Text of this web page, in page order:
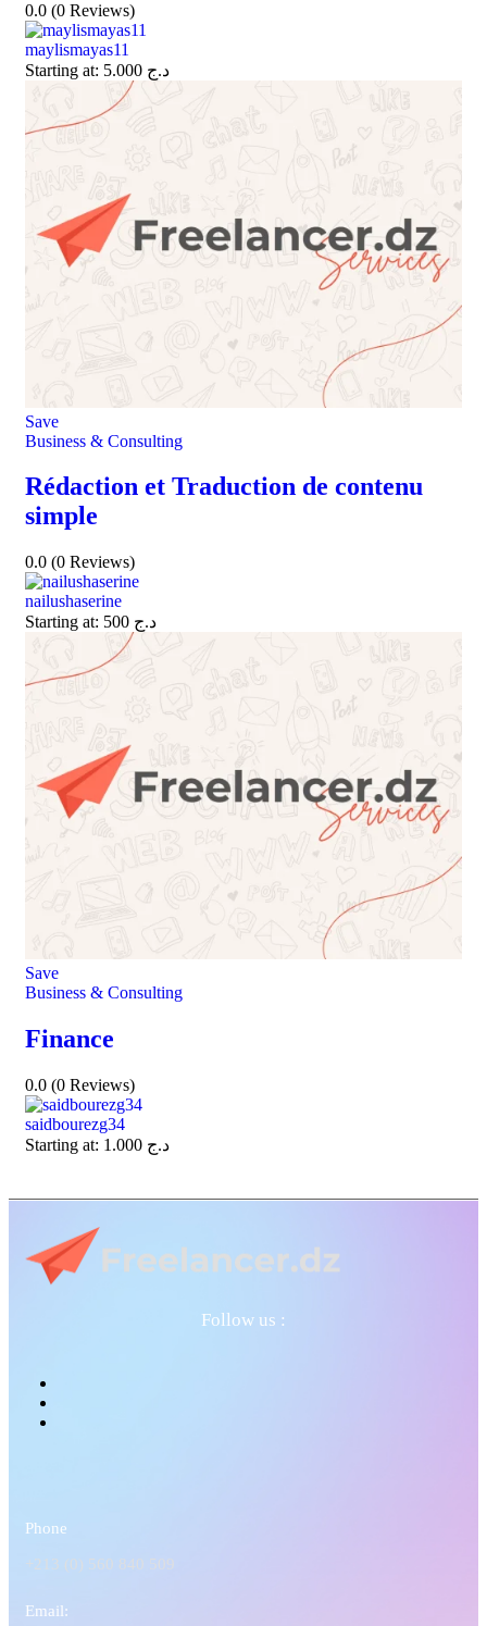
0.0 (0 Reviews)
maylismayas11
Starting at:
د.ج 5.000
Save
Business & Consulting
Rédaction et Traduction de contenu
simple
0.0 (0 Reviews)
nailushaserine
Starting at:
د.ج 500
Save
Business & Consulting
Finance
0.0 (0 Reviews)
saidbourezg34
Starting at:
د.ج 1.000
Follow us :
Phone
+213 (0) 560 840 509
Email: